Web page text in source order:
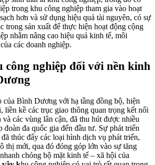
trong khu công nghiệp tham gia vào hoạt
hơn và sử dụng hiệu quả tài nguyên, có sự
trong sản xuất để thực hiện hoạt động cộng
nhằm nâng cao hiệu quả kinh tế, môi
các doanh nghiệp.
công nghiệp đối với nền kinh
của Bình Dương với hạ tầng đồng bộ, hiện
liền kề các trục giao thông quan trọng kết nối
các vùng lân cận, đã thu hút được nhiều
đoàn đa quốc gia đến đầu tư. Sự phát triển
thúc đẩy các loại hình dịch vụ phát triển,
thị mới, qua đó đóng góp lớn vào sự tăng
chóng bộ mặt kinh tế – xã hội của